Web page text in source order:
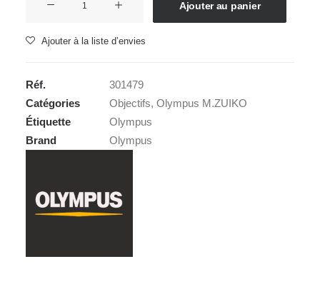
OLYMPUS
1,2
PRO
ZUIKO
DIGITAL
Ajouter au panier
Ajouter à la liste d’envies
Réf.
301479
Catégories
Objectifs, Olympus M.ZUIKO
Étiquette
Olympus
Brand
Olympus